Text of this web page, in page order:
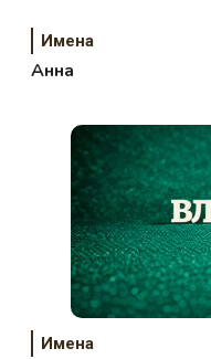
Имена
Анна
Имена